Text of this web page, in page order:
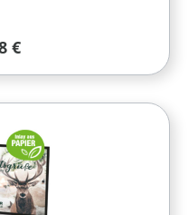
Preis:
€